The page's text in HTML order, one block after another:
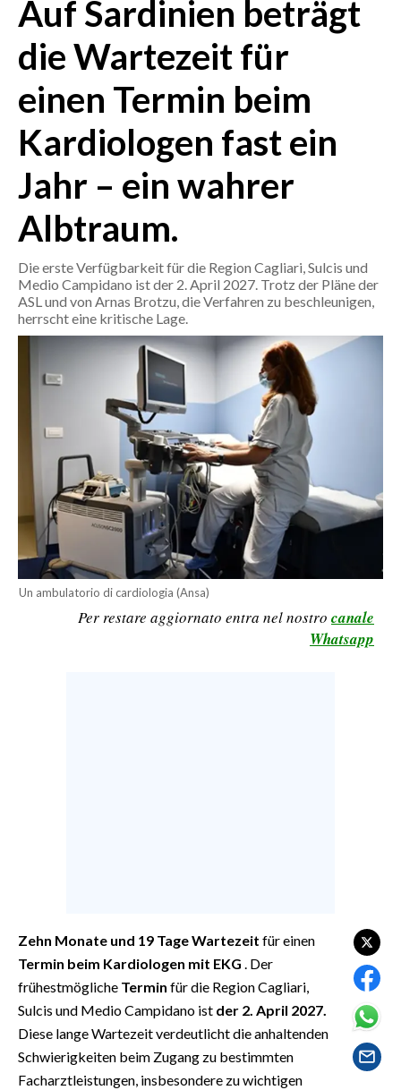
CRONACA
ITALIA
MONDO
POLITICA
ECONOMIA
SERVIZI ALLE IMPRESE
BANDI
SPORT IN SARDEGNA
RISULTATI E CLASSIFICHE
VOLLEY
MOTORI
TENNIS
ALTRI SPORT
FOTO
VIDEO
ABBONATI
ANNUNCI
Auf Sardinien beträgt
die Wartezeit für
einen Termin beim
Kardiologen fast ein
Jahr – ein wahrer
Albtraum.
Die erste Verfügbarkeit für die Region Cagliari, Sulcis und
Medio Campidano ist der 2. April 2027. Trotz der Pläne der
ASL und von Arnas Brotzu, die Verfahren zu beschleunigen,
herrscht eine kritische Lage.
Un ambulatorio di cardiologia (Ansa)
Per restare aggiornato entra nel nostro canale
Whatsapp
Zehn Monate und 19 Tage Wartezeit für einen
Termin beim Kardiologen mit EKG . Der
frühestmögliche Termin für die Region Cagliari,
Sulcis und Medio Campidano ist der 2. April 2027.
Diese lange Wartezeit verdeutlicht die anhaltenden
Schwierigkeiten beim Zugang zu bestimmten
Facharztleistungen, insbesondere zu wichtigen